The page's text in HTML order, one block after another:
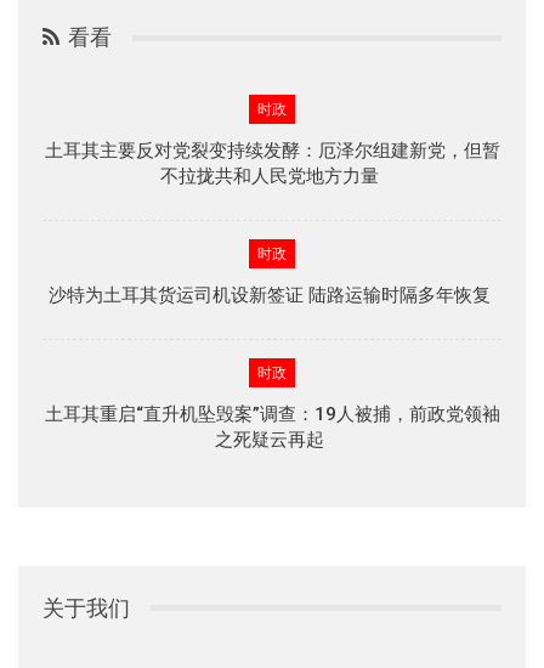
看看
时政
土耳其主要反对党裂变持续发酵：厄泽尔组建新党，但暂
不拉拢共和人民党地方力量
时政
沙特为土耳其货运司机设新签证 陆路运输时隔多年恢复
时政
土耳其重启“直升机坠毁案”调查：19人被捕，前政党领袖
之死疑云再起
关于我们